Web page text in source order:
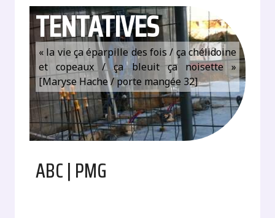
TENTATIVES
« la vie ça éparpille des fois / ça chélidoine
et copeaux / ça bleuit ça noisette »
[Maryse Hache / porte mangée 32]
ABC | PMG